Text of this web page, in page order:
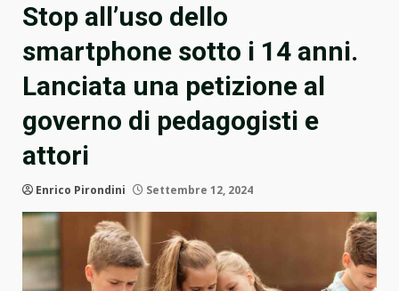
Stop all’uso dello
smartphone sotto i 14 anni.
Lanciata una petizione al
governo di pedagogisti e
attori
Enrico Pirondini Settembre 12, 2024